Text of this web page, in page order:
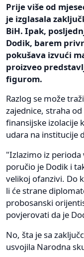
Prije više od
je izglasala
BiH. Ipak,
Dodik, barem
pokušava izvući
proizveo
figurom.
Razlog se može
zajednice, straha
finansijske izolacije
udara na institucije
"Izlazimo iz
poručio je Dodik i
velikoj ofanzivi. Do
li će strane
probosanski
povjerovati da je
No, šta je sa
usvojila Narodna